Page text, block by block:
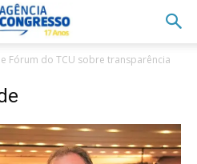
Fórum do TCU sobre transparência